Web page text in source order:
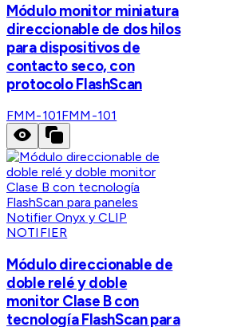
Módulo monitor miniatura
direccionable de dos hilos
para dispositivos de
contacto seco, con
protocolo FlashScan
FMM-101FMM-101
NOTIFIER
Módulo direccionable de
doble relé y doble
monitor Clase B con
tecnología FlashScan para